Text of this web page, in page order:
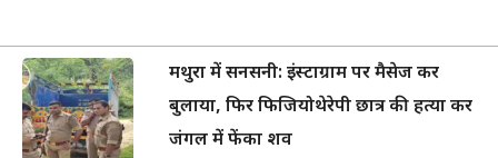
मथुरा में सनसनी: इंस्टाग्राम पर मैसेज कर
बुलाया, फिर फिजियोथेरेपी छात्र की हत्या कर
जंगल में फेंका शव